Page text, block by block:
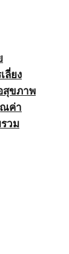
ลี่ยง
สุขภาพ
ค่า
วม